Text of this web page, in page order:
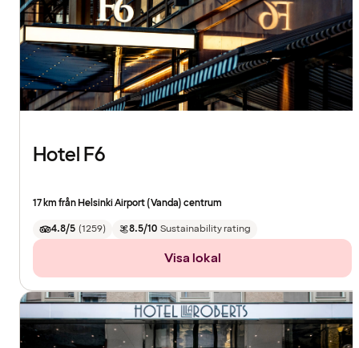
Hotel F6
17 km från Helsinki Airport (Vanda) centrum
4.8/5 (1259) 8.5/10 Sustainability rating
Visa lokal